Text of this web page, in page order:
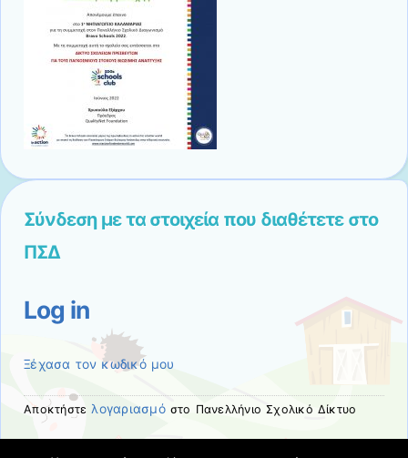
Σύνδεση με τα στοιχεία που διαθέτετε στο
ΠΣΔ
Log in
Ξέχασα τον κωδικό μου
Αποκτήστελογαριασμόστο Πανελλήνιο Σχολικό Δίκτυο